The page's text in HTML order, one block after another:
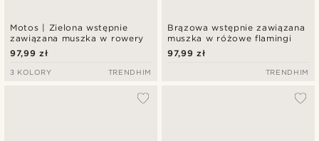
Motos | Zielona wstępnie
zawiązana muszka w rowery
97,99 zł
3 KOLORY TRENDHIM
Brązowa wstępnie zawiązana
muszka w różowe flamingi
97,99 zł
TRENDHIM